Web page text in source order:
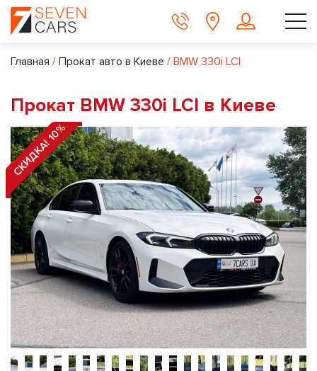
Главная / Прокат авто в Киеве / BMW 330i LCI
Прокат BMW 330i LCI в Киеве
СКИДКА! 10%